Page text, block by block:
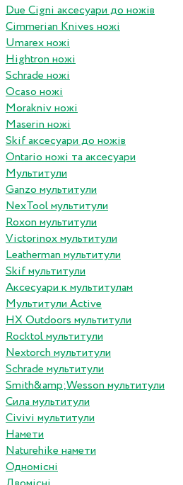
Due Cigni аксесуари до ножів
Cimmerian Knives ножі
Umarex ножі
Hightron ножі
Schrade ножі
Ocaso ножі
Morakniv ножі
Maserin ножі
Skif аксесуари до ножів
Ontario ножі та аксесуари
Мультитули
Ganzo мультитули
NexTool мультитули
Roxon мультитули
Victorinox мультитули
Leatherman мультитули
Skif мультитули
Аксесуари к мультитулам
Мультитули Active
HX Outdoors мультитули
Rocktol мультитули
Nextorch мультитули
Schrade мультитули
Smith&amp;Wesson мультитули
Сила мультитули
Civivi мультитули
Намети
Naturehike намети
Одномісні